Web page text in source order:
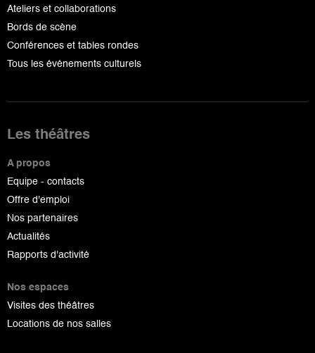
Ateliers et collaborations
Bords de scène
Conférences et tables rondes
Tous les événements culturels
Les théâtres
A propos
Equipe - contacts
Offre d'emploi
Nos partenaires
Actualités
Rapports d'activité
Nos espaces
Visites des théâtres
Locations de nos salles